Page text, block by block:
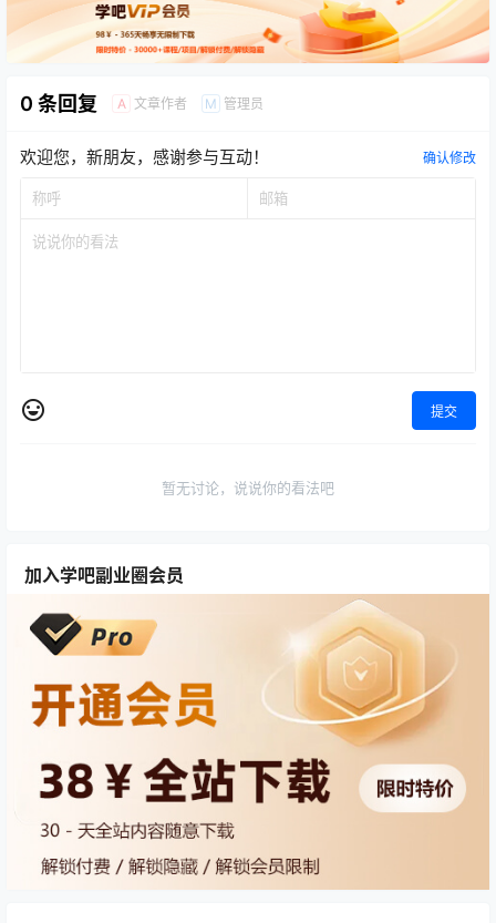
0 条回复 A 文章作者 M 管理员
欢迎您，新朋友，感谢参与互动！ 确认修改
提交
暂无讨论，说说你的看法吧
加入学吧副业圈会员